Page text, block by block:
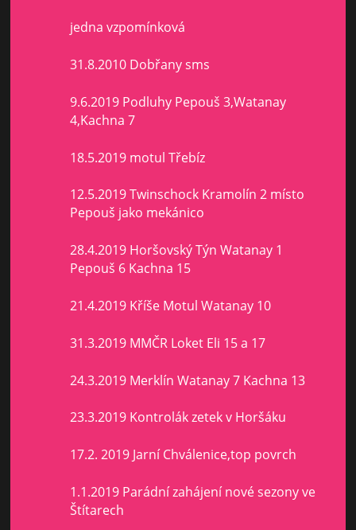
jedna vzpomínková
31.8.2010 Dobřany sms
9.6.2019 Podluhy Pepouš 3,Watanay
4,Kachna 7
18.5.2019 motul Třebíz
12.5.2019 Twinschock Kramolín 2 místo
Pepouš jako mekánico
28.4.2019 Horšovský Týn Watanay 1
Pepouš 6 Kachna 15
21.4.2019 Kříše Motul Watanay 10
31.3.2019 MMČR Loket Eli 15 a 17
24.3.2019 Merklín Watanay 7 Kachna 13
23.3.2019 Kontrolák zetek v Horšáku
17.2. 2019 Jarní Chválenice,top povrch
1.1.2019 Parádní zahájení nové sezony ve
Štítarech